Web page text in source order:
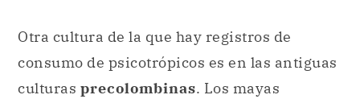
Otra cultura de la que hay registros de
consumo de psicotrópicos es en las antiguas
culturas precolombinas. Los mayas